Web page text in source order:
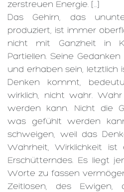
zerstreuen Energie. […]
Das Gehirn, das
produziert, ist immer
nicht mit Ganzheit in
Partiellen. Seine
und erhaben sein, letztlich
Denken kommt,
wirklich, nicht wahr.
werden kann. Nicht die
was gefühlt werden
schweigen, weil das
Wahrheit, Wirklichkeit
Erschütterndes. Es liegt
Worte zu fassen
Zeitlosen, des Ewigen,